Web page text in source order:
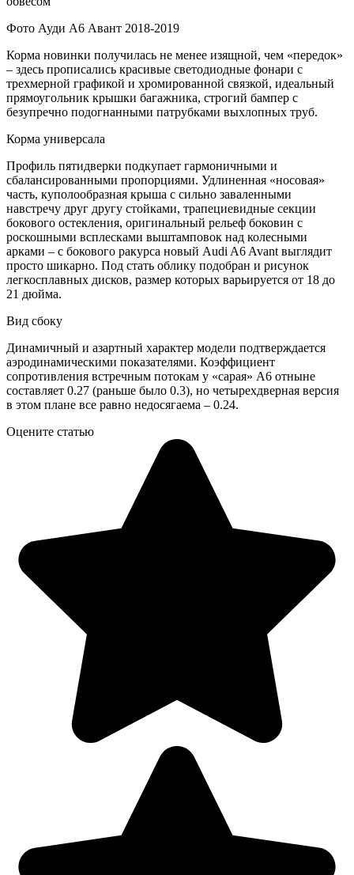
Фото Ауди А6 Авант 2018-2019
Корма новинки получилась не менее изящной, чем «передок»
– здесь прописались красивые светодиодные фонари с
трехмерной графикой и хромированной связкой, идеальный
прямоугольник крышки багажника, строгий бампер с
безупречно подогнанными патрубками выхлопных труб.
Корма универсала
Профиль пятидверки подкупает гармоничными и
сбалансированными пропорциями. Удлиненная «носовая»
часть, куполообразная крыша с сильно заваленными
навстречу друг другу стойками, трапециевидные секции
бокового остекления, оригинальный рельеф боковин с
роскошными всплесками выштамповок над колесными
арками – с бокового ракурса новый Audi A6 Avant выглядит
просто шикарно. Под стать облику подобран и рисунок
легкосплавных дисков, размер которых варьируется от 18 до
21 дюйма.
Вид сбоку
Динамичный и азартный характер модели подтверждается
аэродинамическими показателями. Коэффициент
сопротивления встречным потокам у «сарая» А6 отныне
составляет 0.27 (раньше было 0.3), но четырехдверная версия
в этом плане все равно недосягаема – 0.24.
Оцените статью